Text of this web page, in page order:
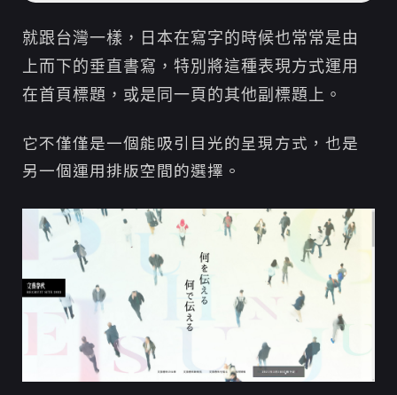
就跟台灣一樣，日本在寫字的時候也常常是由
上而下的垂直書寫，特別將這種表現方式運用
在首頁標題，或是同一頁的其他副標題上。
它不僅僅是一個能吸引目光的呈現方式，也是
另一個運用排版空間的選擇。